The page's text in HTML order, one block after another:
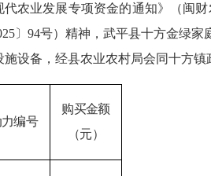
代农业发展专项资金的通知》（闽财
〕 94号）精神，武平县十方金绿家
施设备， 经县农业农村局会同十方镇
编号
购买金额
（元）